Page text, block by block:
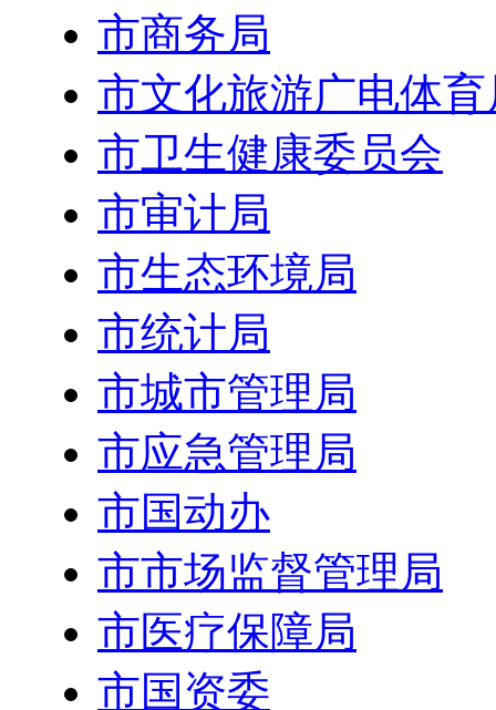
市商务局
市文化旅游广电体育
市卫生健康委员会
市审计局
市生态环境局
市统计局
市城市管理局
市应急管理局
市国动办
市市场监督管理局
市医疗保障局
市国资委